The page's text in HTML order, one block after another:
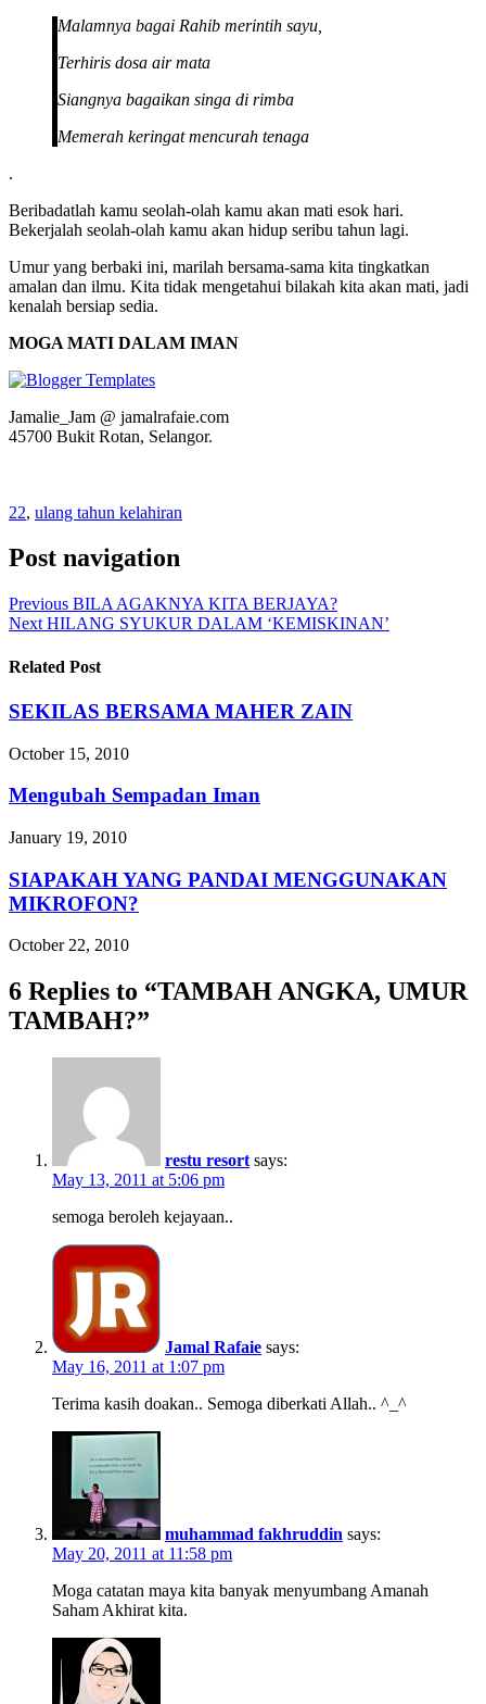
Malamnya bagai Rahib merintih sayu,
Terhiris dosa air mata
Siangnya bagaikan singa di rimba
Memerah keringat mencurah tenaga
.
Beribadatlah kamu seolah-olah kamu akan mati esok hari.
Bekerjalah seolah-olah kamu akan hidup seribu tahun lagi.
Umur yang berbaki ini, marilah bersama-sama kita tingkatkan
amalan dan ilmu. Kita tidak mengetahui bilakah kita akan mati, jadi
kenalah bersiap sedia.
MOGA MATI DALAM IMAN
Jamalie_Jam @ jamalrafaie.com
45700 Bukit Rotan, Selangor.
22, ulang tahun kelahiran
Post navigation
Previous BILA AGAKNYA KITA BERJAYA?
Next HILANG SYUKUR DALAM ‘KEMISKINAN’
Related Post
SEKILAS BERSAMA MAHER ZAIN
October 15, 2010
Mengubah Sempadan Iman
January 19, 2010
SIAPAKAH YANG PANDAI MENGGUNAKAN
MIKROFON?
October 22, 2010
6 Replies to “TAMBAH ANGKA, UMUR
TAMBAH?”
restu resort says:
May 13, 2011 at 5:06 pm
semoga beroleh kejayaan..
Jamal Rafaie says:
May 16, 2011 at 1:07 pm
Terima kasih doakan.. Semoga diberkati Allah.. ^_^
muhammad fakhruddin says:
May 20, 2011 at 11:58 pm
Moga catatan maya kita banyak menyumbang Amanah
Saham Akhirat kita.